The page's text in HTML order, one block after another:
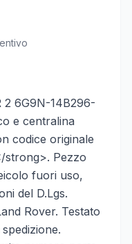
2 6G9N-14B296-
e centralina
codice originale
strong>. Pezzo
fuori uso,
del D.Lgs.
Rover. Testato